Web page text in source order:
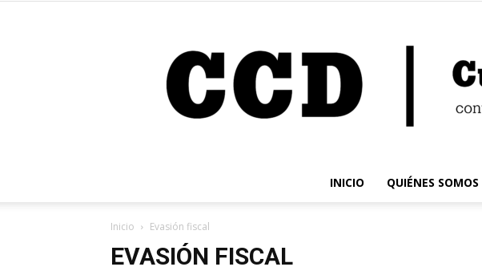
INICIO QUIÉNES SOMOS
Inicio Evasión fiscal
EVASIÓN FISCAL